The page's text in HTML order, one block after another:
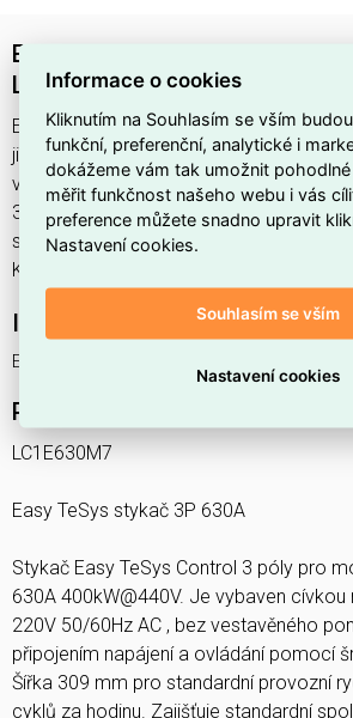
Easy TeSys stykač 3P 630A
LC1E630M7
Easy TeSys Control 3P 630A najdete v
jistící přístroje, Stykače, Výkonový stykač
výkonové spínací a jistící prvky, výrobce
3606480567728, kód dodavatele
stykač 3P 630A SCHNEIDER
Kód EMAS Easy TeSys Control 3P 630A
Interní název produktu
Easy TeSys Control 3P 630A
Podrobný popis produktu
LC1E630M7
Easy TeSys stykač 3P 630A
Stykač Easy TeSys Control 3 póly pro
630A 400kW@440V. Je vybaven
220V 50/60Hz AC , bez vestavěného
připojením napájení a ovládání pomocí
Šířka 309 mm pro standardní provozní
cyklů za hodinu. Zajišťuje standardní
Informace o cookies
Kliknutím na Souhlasím se vším
funkční, preferenční, analytické i
dokážeme vám tak umožnit pohodlné
měřit funkčnost našeho webu i vás
preference můžete snadno upravit
Nastavení cookies.
Souhlasím se vším
Nastavení cookies